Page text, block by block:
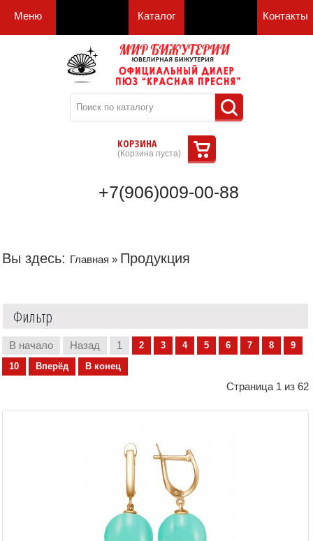
Меню Каталог Контакты
КОРЗИНА
(Корзина пуста)
+7(906)009-00-88
Вы здесь: Главная » Продукция
Фильтр
В начало Назад 1 2 3 4 5 6 7 8
9
10
Вперёд В конец
Страница 1 из 62